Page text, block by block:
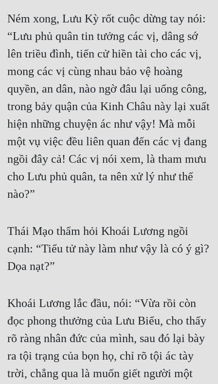
Ném xong, Lưu Kỳ rốt cuộc dừng tay nói:
“Lưu phủ quân tin tưởng các vị, dâng sớ
lên triều đình, tiến cử hiền tài cho các vị,
mong các vị cùng nhau bảo vệ hoàng
quyền, an dân, nào ngờ đâu lại uổng công,
trong bảy quận của Kinh Châu này lại xuất
hiện những chuyện ác như vậy! Mà mỗi
một vụ việc đều liên quan đến các vị đang
ngồi đây cả! Các vị nói xem, là tham mưu
cho Lưu phủ quân, ta nên xử lý như thế
nào?”
Thái Mạo thẩm hỏi Khoái Lương ngồi
cạnh: “Tiểu tử này làm như vậy là có ý gì?
Dọa nạt?”
Khoái Lương lắc đầu, nói: “Vừa rồi còn
đọc phong thưởng của Lưu Biểu, cho thấy
rõ ràng nhân đức của mình, sau đó lại bày
ra tội trạng của bọn họ, chỉ rõ tội ác tày
trời, chẳng qua là muốn giết người một